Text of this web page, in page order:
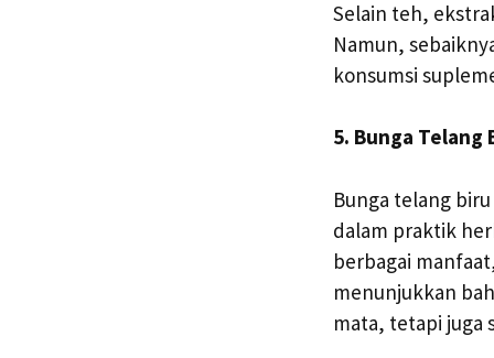
Selain teh,
Namun,
konsumsi
5. Bunga Telang
Bunga telang
dalam praktik
berbagai
menunjukkan
mata, tetapi juga